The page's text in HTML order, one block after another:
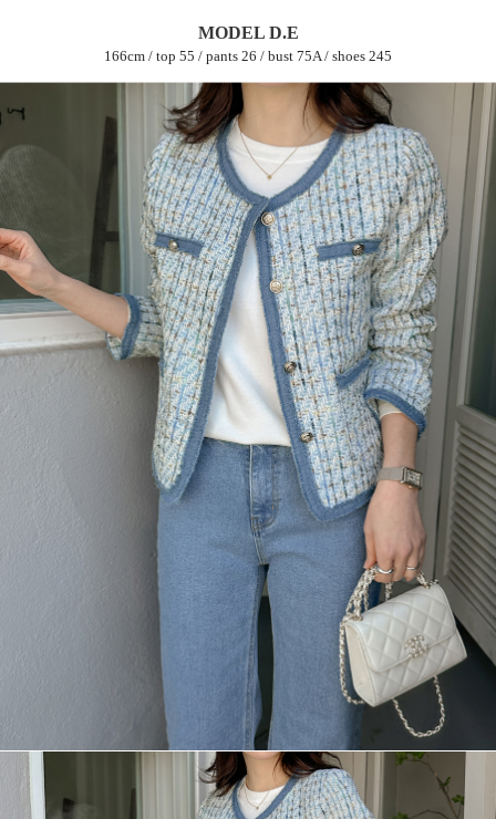
MODEL D.E
166cm / top 55 / pants 26 / bust 75A / shoes 245